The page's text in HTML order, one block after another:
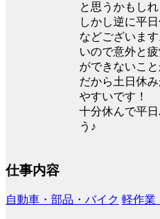
と思うかもし
しかし逆に平
などございま
いので意外と
ができないこと
だから土日休
やすいです！
十分休んで平
う♪
仕事内容
自動車・部品・バイク 軽作業